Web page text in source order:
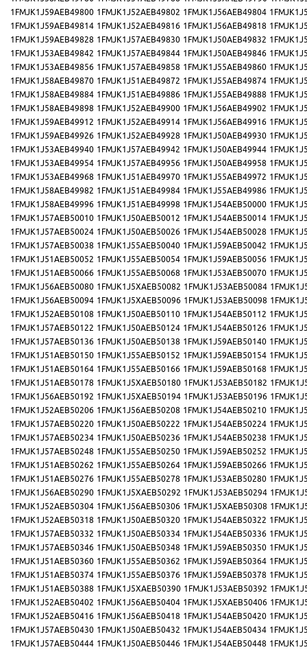
1FMJK1J59AEB49800 1FMJK1J52AEB49802 1FMJK1J56AEB49804
1FMJK1J59AEB49814 1FMJK1J52AEB49816 1FMJK1J56AEB49818
1FMJK1J59AEB49828 1FMJK1J57AEB49830 1FMJK1J50AEB49832
1FMJK1J53AEB49842 1FMJK1J57AEB49844 1FMJK1J50AEB49846
1FMJK1J53AEB49856 1FMJK1J57AEB49858 1FMJK1J55AEB49860
1FMJK1J58AEB49870 1FMJK1J51AEB49872 1FMJK1J55AEB49874
1FMJK1J58AEB49884 1FMJK1J51AEB49886 1FMJK1J55AEB49888
1FMJK1J58AEB49898 1FMJK1J52AEB49900 1FMJK1J56AEB49902
1FMJK1J59AEB49912 1FMJK1J52AEB49914 1FMJK1J56AEB49916
1FMJK1J59AEB49926 1FMJK1J52AEB49928 1FMJK1J50AEB49930
1FMJK1J53AEB49940 1FMJK1J57AEB49942 1FMJK1J50AEB49944
1FMJK1J53AEB49954 1FMJK1J57AEB49956 1FMJK1J50AEB49958
1FMJK1J53AEB49968 1FMJK1J51AEB49970 1FMJK1J55AEB49972
1FMJK1J58AEB49982 1FMJK1J51AEB49984 1FMJK1J55AEB49986
1FMJK1J58AEB49996 1FMJK1J51AEB49998 1FMJK1J54AEB50000
1FMJK1J57AEB50010 1FMJK1J50AEB50012 1FMJK1J54AEB50014
1FMJK1J57AEB50024 1FMJK1J50AEB50026 1FMJK1J54AEB50028
1FMJK1J57AEB50038 1FMJK1J55AEB50040 1FMJK1J59AEB50042
1FMJK1J51AEB50052 1FMJK1J55AEB50054 1FMJK1J59AEB50056
1FMJK1J51AEB50066 1FMJK1J55AEB50068 1FMJK1J53AEB50070
1FMJK1J56AEB50080 1FMJK1J5XAEB50082 1FMJK1J53AEB50084
1FMJK1J56AEB50094 1FMJK1J5XAEB50096 1FMJK1J53AEB50098
1FMJK1J52AEB50108 1FMJK1J50AEB50110 1FMJK1J54AEB50112
1FMJK1J57AEB50122 1FMJK1J50AEB50124 1FMJK1J54AEB50126
1FMJK1J57AEB50136 1FMJK1J50AEB50138 1FMJK1J59AEB50140
1FMJK1J51AEB50150 1FMJK1J55AEB50152 1FMJK1J59AEB50154
1FMJK1J51AEB50164 1FMJK1J55AEB50166 1FMJK1J59AEB50168
1FMJK1J51AEB50178 1FMJK1J5XAEB50180 1FMJK1J53AEB50182
1FMJK1J56AEB50192 1FMJK1J5XAEB50194 1FMJK1J53AEB50196
1FMJK1J52AEB50206 1FMJK1J56AEB50208 1FMJK1J54AEB50210
1FMJK1J57AEB50220 1FMJK1J50AEB50222 1FMJK1J54AEB50224
1FMJK1J57AEB50234 1FMJK1J50AEB50236 1FMJK1J54AEB50238
1FMJK1J57AEB50248 1FMJK1J55AEB50250 1FMJK1J59AEB50252
1FMJK1J51AEB50262 1FMJK1J55AEB50264 1FMJK1J59AEB50266
1FMJK1J51AEB50276 1FMJK1J55AEB50278 1FMJK1J53AEB50280
1FMJK1J56AEB50290 1FMJK1J5XAEB50292 1FMJK1J53AEB50294
1FMJK1J52AEB50304 1FMJK1J56AEB50306 1FMJK1J5XAEB50308
1FMJK1J52AEB50318 1FMJK1J50AEB50320 1FMJK1J54AEB50322
1FMJK1J57AEB50332 1FMJK1J50AEB50334 1FMJK1J54AEB50336
1FMJK1J57AEB50346 1FMJK1J50AEB50348 1FMJK1J59AEB50350
1FMJK1J51AEB50360 1FMJK1J55AEB50362 1FMJK1J59AEB50364
1FMJK1J51AEB50374 1FMJK1J55AEB50376 1FMJK1J59AEB50378
1FMJK1J51AEB50388 1FMJK1J5XAEB50390 1FMJK1J53AEB50392
1FMJK1J52AEB50402 1FMJK1J56AEB50404 1FMJK1J5XAEB50406
1FMJK1J52AEB50416 1FMJK1J56AEB50418 1FMJK1J54AEB50420
1FMJK1J57AEB50430 1FMJK1J50AEB50432 1FMJK1J54AEB50434
1FMJK1J57AEB50444 1FMJK1J50AEB50446 1FMJK1J54AEB50448